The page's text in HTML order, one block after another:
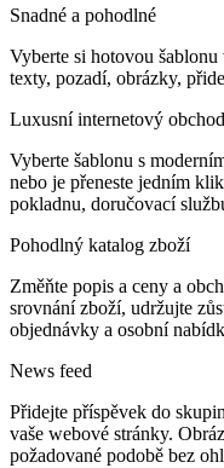
Snadné a pohodlné
Vyberte si hotovou
texty, pozadí, obrázky,
Luxusní internetový obchod
Vyberte šablonu s
nebo je přeneste jedním
pokladnu, doručovací
Pohodlný katalog zboží
Změňte popis a ceny a
srovnání zboží, udržujte
objednávky a osobní
News feed
Přidejte příspěvek do
vaše webové stránky.
požadované podobě bez